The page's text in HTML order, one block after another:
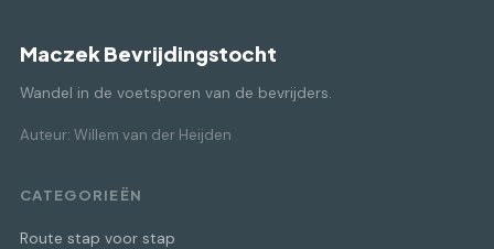
Maczek Bevrijdingstocht
Wandel in de voetsporen van de bevrijders.
Auteur: Willem van der Heijden
CATEGORIEËN
Route stap voor stap